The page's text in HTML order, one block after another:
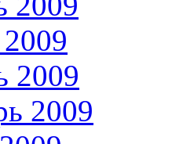
2009
2009